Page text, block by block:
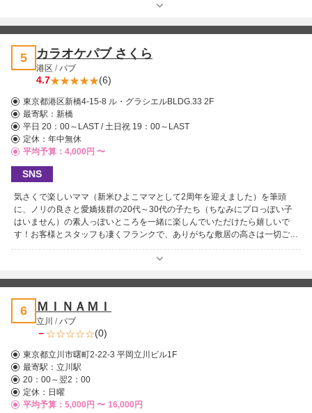
ブ・スナックを探している方におすすめのお店です♪
5 カラオケパブ さくら
港区 /パブ
4.7 (6)
東京都港区新橋4-15-8 ル・グラシエルBLDG.33 2F
最寄駅： 新橋
平日 20：00～LAST / 土日祝 19：00～LAST
定休：年中無休
平均予算：4,000円 〜
SNS
気さくで楽しいママ（新米ひよこママとして2周年を迎えました）を筆頭
に、ノリの良さと愛嬌抜群の20代～30代の子たち（ちなみにプロっぽい子
はいません）の素人っぽいところを一緒に楽しんでいただけたら嬉しいで
す！お客様とスタッフも凄くフランクで、ありがちな敷居の高さは一切ござ
いません。なのでご新規さんもすぐに馴染めること間違いなし。常連さんと
も意気投合するなんてことも日常ですよ！シッポリ飲みたい気分でお一人様
お酒（お客様用）持込も無料なんです！こんな感じのざっくばらんなお店で
すから女性連れや女性同士でも大丈夫！気軽に入れて気ままに過ごせます。
6 ＭＩＮＡＭＩ
立川 /パブ
－ (0)
東京都立川市曙町2-22-3 平岡立川ビル1F
最寄駅： 立川駅
20：00～翌2：00
定休：日曜
平均予算：5,000円 〜 16,000円